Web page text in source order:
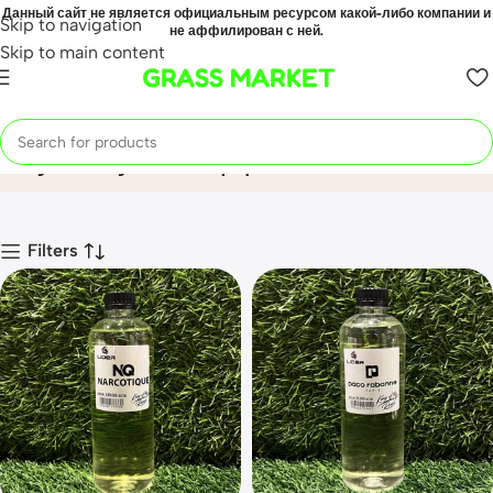
Skip to navigation
Skip to main content
Данный сайт не является официальным ресурсом какой-либо компании и
не аффилирован с ней.
GRASS MARKET
Сухой туман парфюмHome Mahsulot
Filters